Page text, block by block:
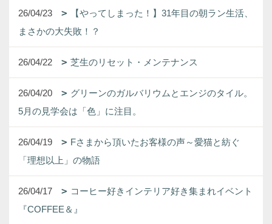
26/04/23
【やってしまった！】31年目の朝ラン生活、
まさかの大失敗！？
26/04/22 芝生のリセット・メンテナンス
26/04/20
グリーンのガルバリウムとエンジのタイル。
5月の見学会は「色」に注目。
26/04/19
Fさまから頂いたお客様の声～愛猫と紡ぐ
「理想以上」の物語
26/04/17
コーヒー好きインテリア好き集まれイベント
『COFFEE＆』